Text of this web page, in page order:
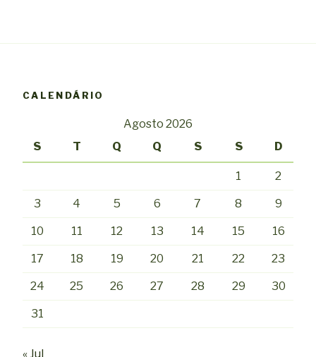
CALENDÁRIO
Agosto 2026
S
T Q Q S S D
1 2
3 4 5 6 7 8 9
10 11 12 13 14 15 16
17 18 19 20 21 22 23
24 25 26 27 28 29 30
31
« Jul